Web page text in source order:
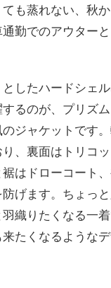
も蒸れない、秋
勤でのアウター
したハードシェ
るのが、プリズ
ジャケットです
、裏面はトリコ
はドローコート
げます。ちょっと
織りたくなる一
たくなるようなデ